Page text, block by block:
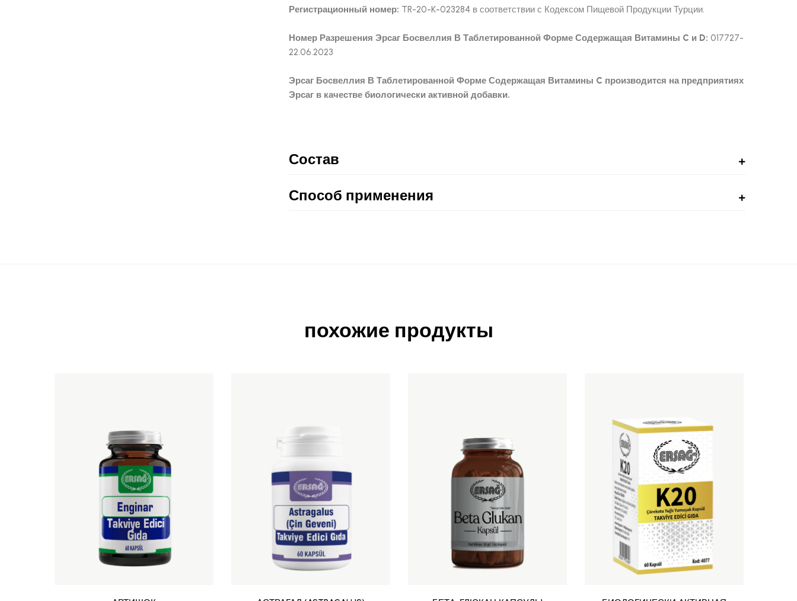
Регистрационный номер: TR-20-K-023284 в соответствии с Кодексом Пищевой Продукции Турции.
Номер Разрешения Эрсаг Босвеллия В Таблетированной Форме Содержащая Витамины C и D: 017727-
22.06.2023
Эрсаг Босвеллия В Таблетированной Форме Содержащая Витамины C производится на предприятиях
Эрсаг в качестве биологически активной добавки.
Состав
Способ применения
похожие продукты